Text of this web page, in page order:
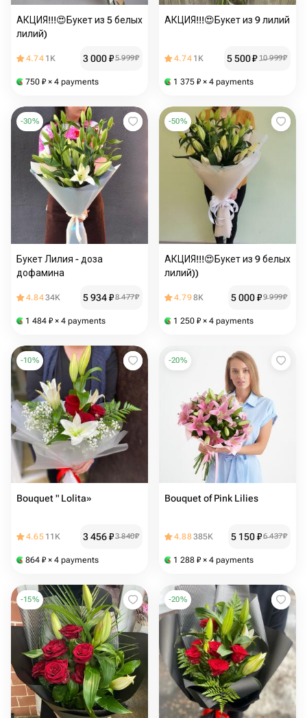
АКЦИЯ!!!😍Букет из 5 белых
лилий)
4.74 1K 3 000₽5 999₽
750 ₽ × 4 payments
АКЦИЯ!!!😍Букет из 9 лилий
4.74 1K 5 500₽ 10 999₽
1 375 ₽ × 4 payments
-30%
Букет Лилия - доза
дофамина
4.8434K 5 934₽8 477₽
1 484 ₽ × 4 payments
-50%
АКЦИЯ!!!😍Букет из 9 белых
лилий))
4.798K 5 000₽9 999₽
1 250 ₽ × 4 payments
-10%
Bouquet " Lolita»
4.65 11K 3 456₽3 840₽
864 ₽ × 4 payments
-20%
Bouquet of Pink Lilies
4.88385K 5 150₽6 437₽
1 288 ₽ × 4 payments
-15% -20%